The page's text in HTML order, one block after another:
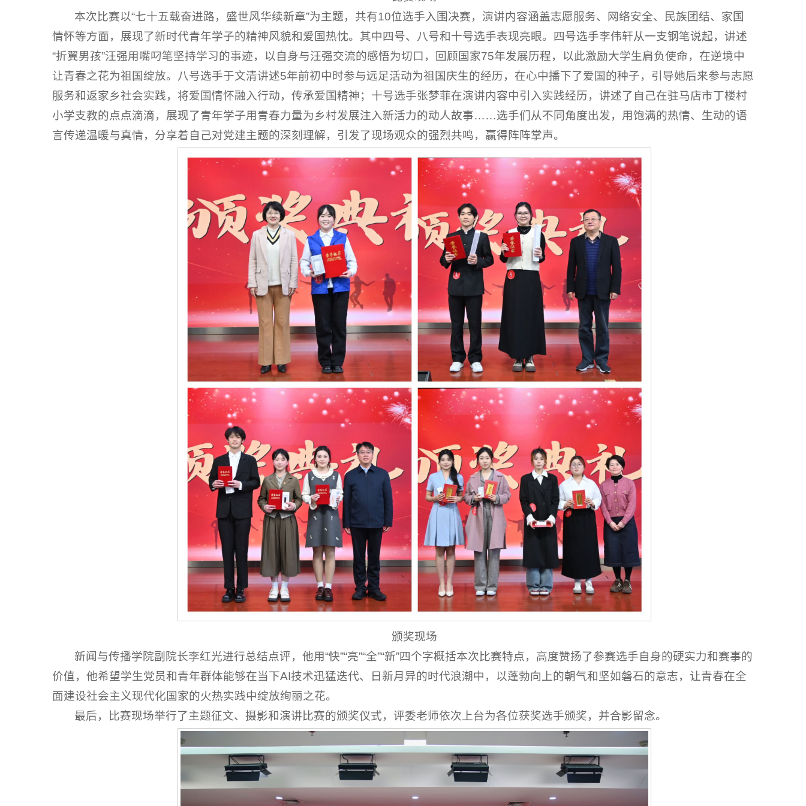
本次比赛以“七十五载奋进路，盛世风华续新章”为主题，共有10位选手入围决赛，演讲内容涵盖志愿服务、网络安全、民族团结、家国
情怀等方面，展现了新时代青年学子的精神风貌和爱国热忱。其中四号、八号和十号选手表现亮眼。四号选手李伟轩从一支钢笔说起，讲述
“折翼男孩”汪强用嘴叼笔坚持学习的事迹，以自身与汪强交流的感悟为切口，回顾国家75年发展历程，以此激励大学生肩负使命，在逆境中
让青春之花为祖国绽放。八号选手于文清讲述5年前初中时参与远足活动为祖国庆生的经历，在心中播下了爱国的种子，引导她后来参与志愿
服务和返家乡社会实践，将爱国情怀融入行动，传承爱国精神；十号选手张梦菲在演讲内容中引入实践经历，讲述了自己在驻马店市丁楼村
小学支教的点点滴滴，展现了青年学子用青春力量为乡村发展注入新活力的动人故事……选手们从不同角度出发，用饱满的热情、生动的语
言传递温暖与真情，分享着自己对党建主题的深刻理解，引发了现场观众的强烈共鸣，赢得阵阵掌声。
颁奖现场
新闻与传播学院副院长李红光进行总结点评，他用“快”“亮”“全”“新”四个字概括本次比赛特点，高度赞扬了参赛选手自身的硬实力和赛事的
价值，他希望学生党员和青年群体能够在当下AI技术迅猛迭代、日新月异的时代浪潮中，以蓬勃向上的朝气和坚如磐石的意志，让青春在全
面建设社会主义现代化国家的火热实践中绽放绚丽之花。
最后，比赛现场举行了主题征文、摄影和演讲比赛的颁奖仪式，评委老师依次上台为各位获奖选手颁奖，并合影留念。